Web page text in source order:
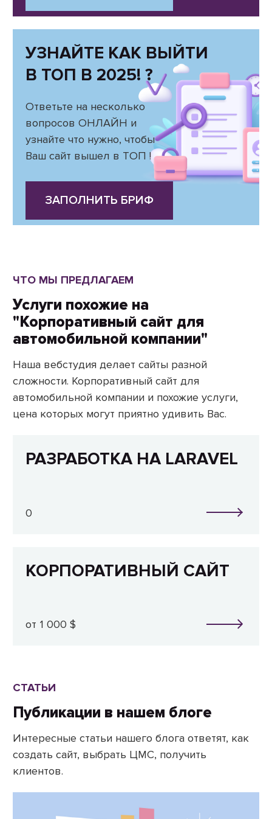
УЗНАЙТЕ КАК ВЫЙТИ
В ТОП В 2025! ?
Ответьте на несколько
вопросов ОНЛАЙН и
узнайте что нужно, чтобы
Ваш сайт вышел в ТОП !
ЗАПОЛНИТЬ БРИФ
ЧТО МЫ ПРЕДЛАГАЕМ
Услуги похожие на
"Корпоративный сайт для
автомобильной компании"
Наша вебстудия делает сайты разной
сложности. Корпоративный сайт для
автомобильной компании и похожие услуги,
цена которых могут приятно удивить Вас.
РАЗРАБОТКА НА LARAVEL
0
КОРПОРАТИВНЫЙ САЙТ
от 1 000 $
СТАТЬИ
Публикации в нашем блоге
Интересные статьи нашего блога ответят, как
создать сайт, выбрать ЦМС, получить
клиентов.